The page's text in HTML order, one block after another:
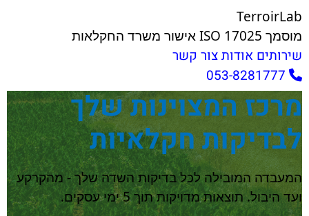
TerroirLab
מוסמך ISO 17025
אישור משרד החקלאות
שירותים אודותצור קשר
מרכז המצוינות שלך
לבדיקות חקלאיות
המעבדה המובילה לכל בדיקות השדה שלך - מהקרקע
ועד היבול. תוצאות מדויקות תוך 5 ימי עסקים.